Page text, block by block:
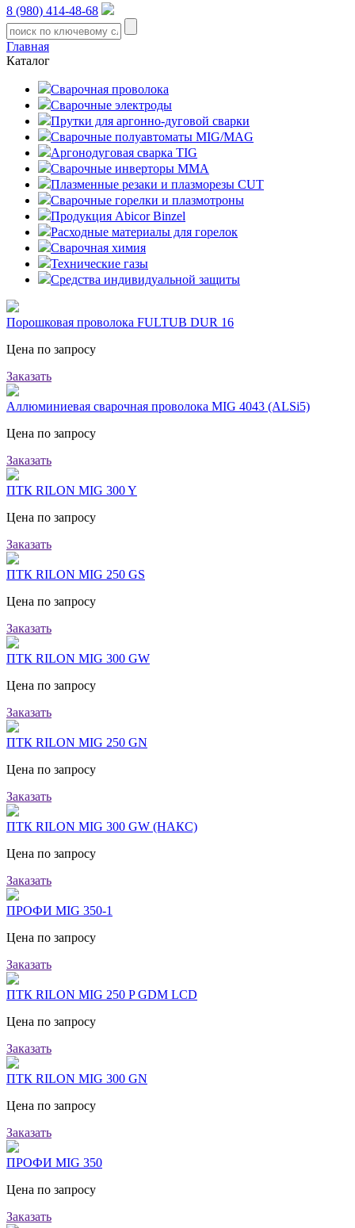
8 (980) 414-48-68
Главная
Каталог
Сварочная проволока
Сварочные электроды
Прутки для аргонно-дуговой сварки
Сварочные полуавтоматы MIG/MAG
Аргонодуговая сварка TIG
Сварочные инверторы MMA
Плазменные резаки и плазморезы CUT
Сварочные горелки и плазмотроны
Продукция Abicor Binzel
Расходные материалы для горелок
Сварочная химия
Технические газы
Средства индивидуальной защиты
Порошковая проволока FULTUB DUR 16
Цена по запросу
Заказать
Аллюминиевая сварочная проволока MIG 4043 (ALSi5)
Цена по запросу
Заказать
ПТК RILON MIG 300 Y
Цена по запросу
Заказать
ПТК RILON MIG 250 GS
Цена по запросу
Заказать
ПТК RILON MIG 300 GW
Цена по запросу
Заказать
ПТК RILON MIG 250 GN
Цена по запросу
Заказать
ПТК RILON MIG 300 GW (НАКС)
Цена по запросу
Заказать
ПРОФИ MIG 350-1
Цена по запросу
Заказать
ПТК RILON MIG 250 P GDM LCD
Цена по запросу
Заказать
ПТК RILON MIG 300 GN
Цена по запросу
Заказать
ПРОФИ MIG 350
Цена по запросу
Заказать